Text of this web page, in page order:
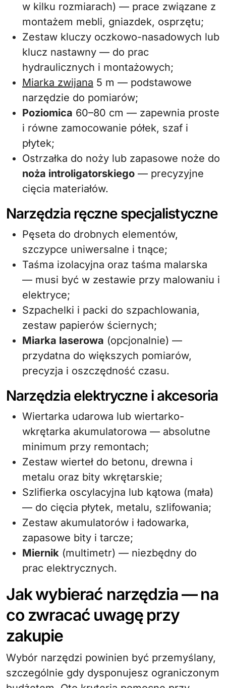
w kilku rozmiarach) — prace związane z
montażem mebli, gniazdek, osprzętu;
Zestaw kluczy oczkowo-nasadowych lub
klucz nastawny — do prac
hydraulicznych i montażowych;
Miarka zwijana 5 m — podstawowe
narzędzie do pomiarów;
Poziomica 60–80 cm — zapewnia proste
i równe zamocowanie półek, szaf i
płytek;
Ostrzałka do noży lub zapasowe noże do
noża introligatorskiego — precyzyjne
cięcia materiałów.
Narzędzia ręczne specjalistyczne
Pęseta do drobnych elementów,
szczypce uniwersalne i tnące;
Taśma izolacyjna oraz taśma malarska
— musi być w zestawie przy malowaniu i
elektryce;
Szpachelki i packi do szpachlowania,
zestaw papierów ściernych;
Miarka laserowa (opcjonalnie) —
przydatna do większych pomiarów,
precyzja i oszczędność czasu.
Narzędzia elektryczne i akcesoria
Wiertarka udarowa lub wiertarko-
wkrętarka akumulatorowa — absolutne
minimum przy remontach;
Zestaw wierteł do betonu, drewna i
metalu oraz bity wkrętarskie;
Szlifierka oscylacyjna lub kątowa (mała)
— do cięcia płytek, metalu, szlifowania;
Zestaw akumulatorów i ładowarka,
zapasowe bity i tarcze;
Miernik (multimetr) — niezbędny do
prac elektrycznych.
Jak wybierać narzędzia — na
co zwracać uwagę przy
zakupie
Wybór narzędzi powinien być przemyślany,
szczególnie gdy dysponujesz ograniczonym